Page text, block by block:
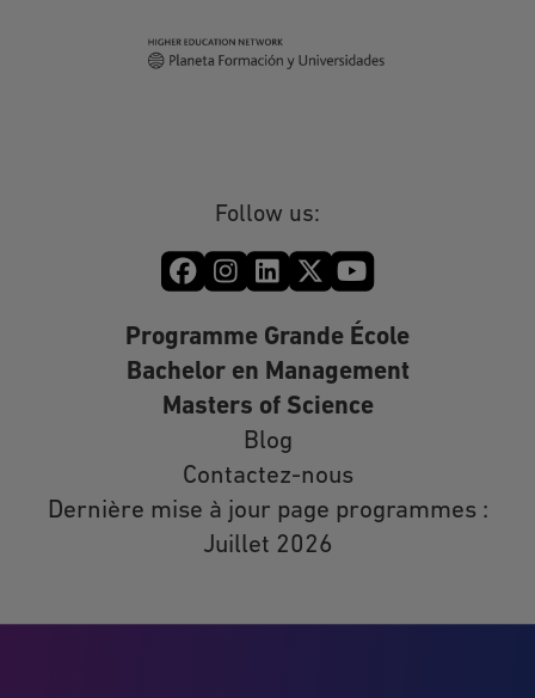
Follow us:
Programme Grande École
Bachelor en Management
Masters of Science
Blog
Contactez-nous
Dernière mise à jour page programmes :
Juillet 2026